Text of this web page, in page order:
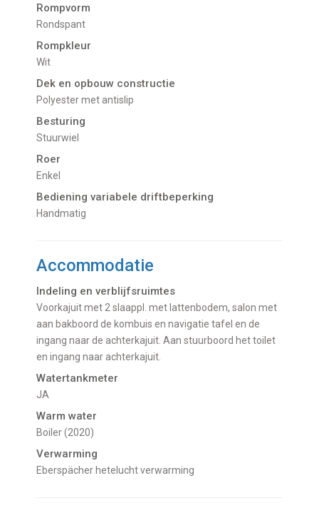
Rompvorm
Rondspant
Rompkleur
Wit
Dek en opbouw constructie
Polyester met antislip
Besturing
Stuurwiel
Roer
Enkel
Bediening variabele driftbeperking
Handmatig
Accommodatie
Indeling en verblijfsruimtes
Voorkajuit met 2 slaappl. met lattenbodem, salon met
aan bakboord de kombuis en navigatie tafel en de
ingang naar de achterkajuit. Aan stuurboord het toilet
en ingang naar achterkajuit.
Watertankmeter
JA
Warm water
Boiler (2020)
Verwarming
Eberspächer hetelucht verwarming